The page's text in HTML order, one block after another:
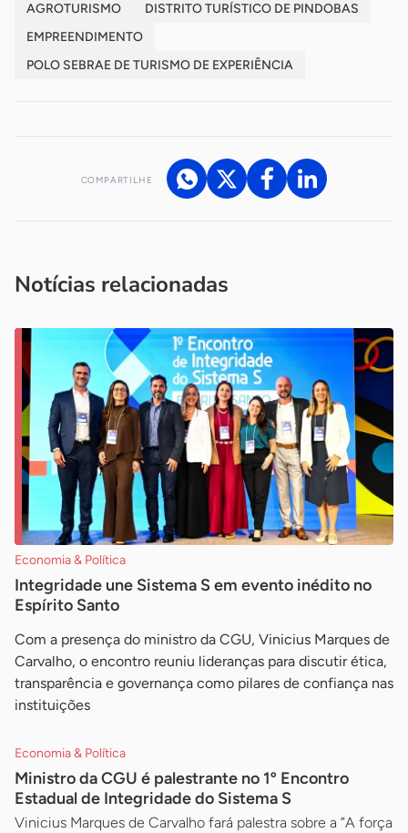
AGROTURISMO
DISTRITO TURÍSTICO DE PINDOBAS
EMPREENDIMENTO
POLO SEBRAE DE TURISMO DE EXPERIÊNCIA
COMPARTILHE
Notícias relacionadas
Economia & Política
Integridade une Sistema S em evento inédito no
Espírito Santo
Com a presença do ministro da CGU, Vinicius Marques de
Carvalho, o encontro reuniu lideranças para discutir ética,
transparência e governança como pilares de confiança nas
instituições
Economia & Política
Ministro da CGU é palestrante no 1º Encontro
Estadual de Integridade do Sistema S
Vinicius Marques de Carvalho fará palestra sobre a ”A força